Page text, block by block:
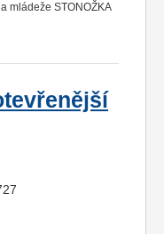
mládeže STONOŽKA